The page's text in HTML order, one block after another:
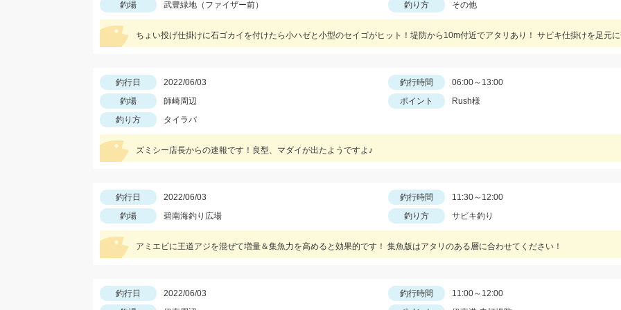
釣場
武豊緑地（ファイザー前） 釣り方 その他
釣行日 2022/06/03 釣行時間
06:00～13:00
釣場
師崎周辺 ポイント
Rush様
釣り方
タイラバ
ズミシー店長からの速報です！良型、マダイが出たようですよ♪
釣行日 2022/06/03 釣行時間
11:30～12:00
釣場
碧南海釣り広場 釣り方 サビキ釣り
アミエビに王道アジを混ぜて増量＆集魚力を高めると効果的です！ 集魚版はアタリのある層に合わせてください！
釣行日 2022/06/03 釣行時間
11:00～12:00